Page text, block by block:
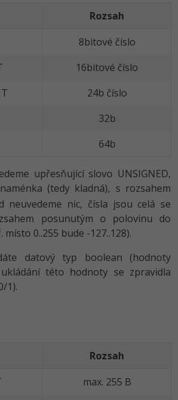
Rozsah
8bitové číslo
16bitové číslo
24b číslo
32b
64b
upřesňující slovo UNSIGNED,
(tedy kladná), s rozsahem
neuvedeme nic, čísla jsou celá se
posunutým o polovinu do
0..255 bude -127..128).
datový typ boolean (hodnoty
této hodnoty se zpravidla
1).
Rozsah
max. 255 B